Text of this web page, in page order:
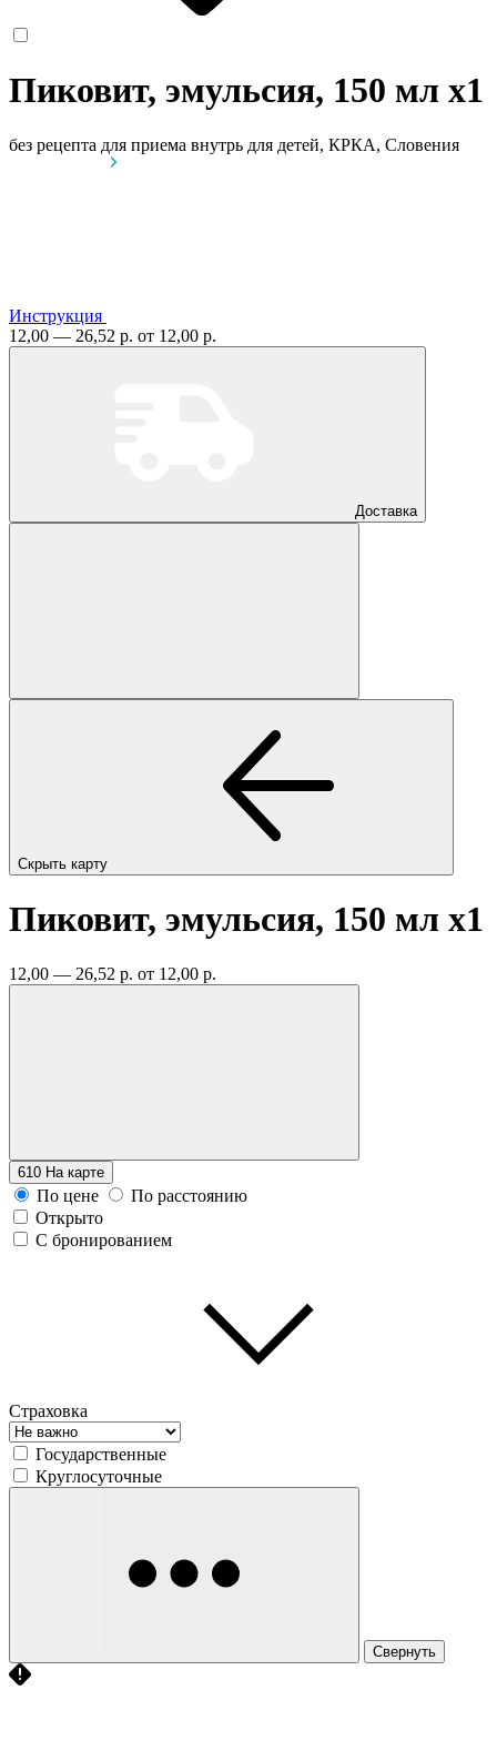
Пиковит, эмульсия, 150 мл x1
без рецепта для приема внутрь для детей, КРКА, Словения
Инструкция
12,00 — 26,52 р. от 12,00 р.
Доставка
Скрыть карту
Пиковит, эмульсия, 150 мл x1
12,00 — 26,52 р. от 12,00 р.
610 На карте
По цене
По расстоянию
Открыто
С бронированием
Страховка
Государственные
Круглосуточные
Свернуть